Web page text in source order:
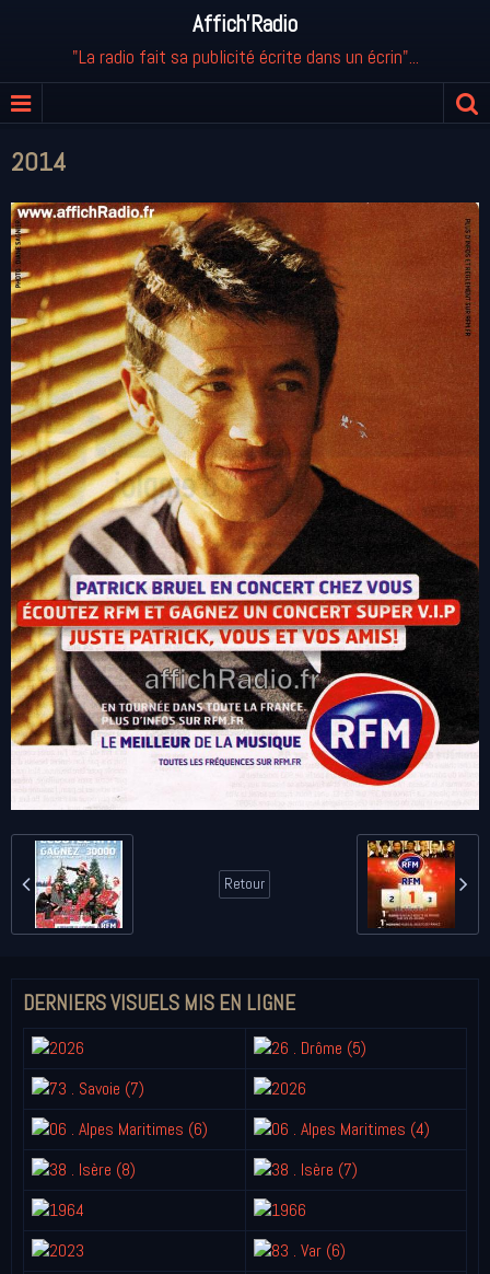
Affich'Radio
"La radio fait sa publicité écrite dans un écrin"...
2014
Retour
DERNIERS VISUELS MIS EN LIGNE